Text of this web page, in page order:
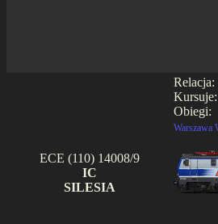
Relacja:
Kursuje:
Obiegi:
ECE (110) 14008/9
IC
SILESIA
Warszawa